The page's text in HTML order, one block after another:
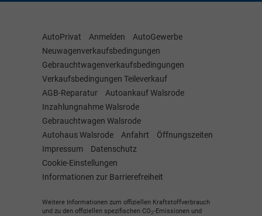
AutoPrivat Anmelden
AutoGewerbe
Neuwagenverkaufsbedingungen
Gebrauchtwagenverkaufsbedingungen
Verkaufsbedingungen Teileverkauf
AGB-Reparatur
Autoankauf Walsrode
Inzahlungnahme Walsrode
Gebrauchtwagen Walsrode
Autohaus Walsrode
Anfahrt
Öffnungszeiten
Impressum
Datenschutz
Cookie-Einstellungen
Informationen zur Barrierefreiheit
Weitere Informationen zum offiziellen Kraftstoffverbrauch
und zu den offiziellen spezifischen CO2-Emissionen und